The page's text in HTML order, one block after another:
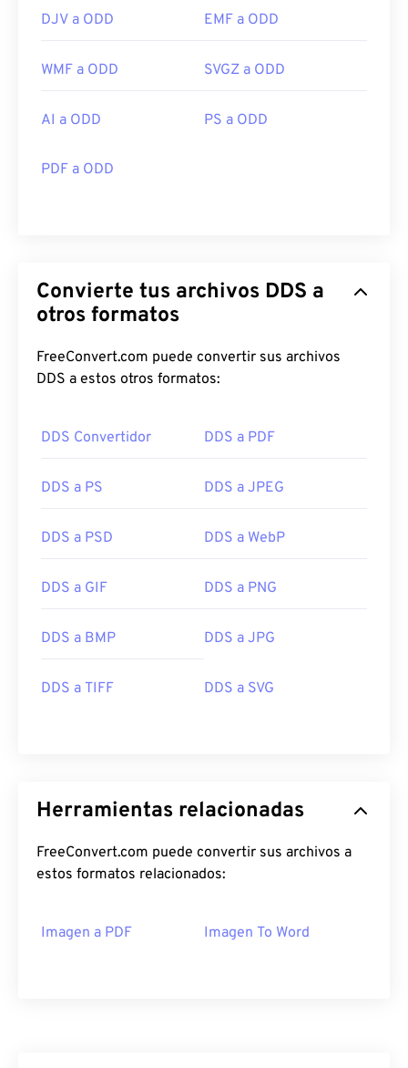
DJV a ODD EMF a ODD
WMF a ODD SVGZ a ODD
AI a ODD PS a ODD
PDF a ODD
Convierte tus archivos DDS a
otros formatos
FreeConvert.com puede convertir sus archivos
DDS a estos otros formatos:
DDS Convertidor DDS a PDF
DDS a PS DDS a JPEG
DDS a PSD DDS a WebP
DDS a GIF DDS a PNG
DDS a BMP DDS a JPG
DDS a TIFF DDS a SVG
Herramientas relacionadas
FreeConvert.com puede convertir sus archivos a
estos formatos relacionados:
Imagen a PDF Imagen To Word